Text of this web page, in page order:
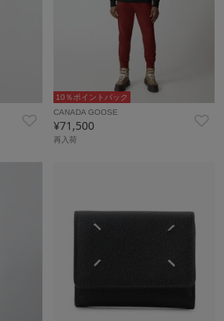
10％ポイントバック
CANADA GOOSE
¥71,500
再入荷